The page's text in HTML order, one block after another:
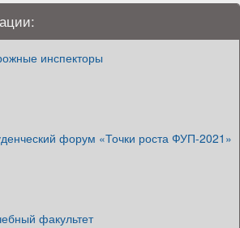
инспекторы
форум «Точки роста ФУП-2021»
факультет